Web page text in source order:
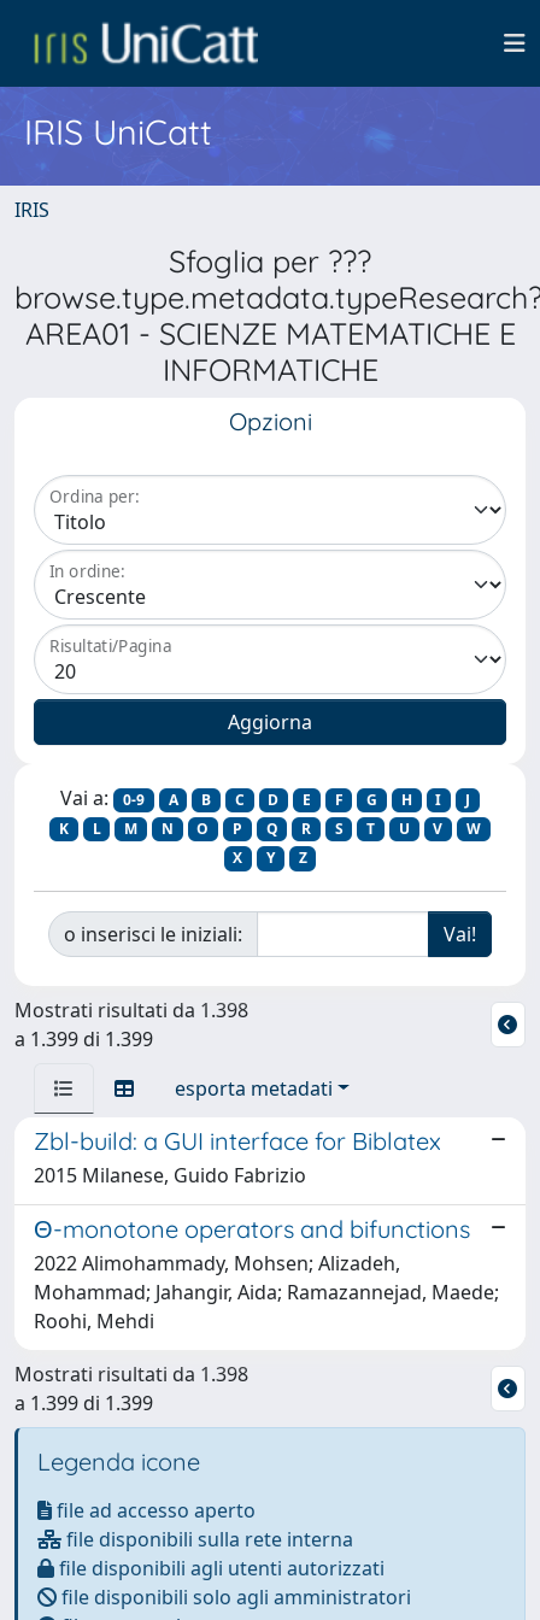
IRIS UniCatt
IRIS
Sfoglia per ???
AREA01 - SCIENZE MATEMATICHE E
INFORMATICHE
Opzioni
Ordina per:
In ordine:
Risultati/Pagina
Vai a: 0-9 A B C D E F G H I
J
K
L M N O P Q R S T U V
W
X
Y Z
o inserisci le iniziali:
Mostrati risultati da 1.398
a 1.399 di 1.399
esporta metadati
Zbl-build: a GUI interface for Biblatex
2015 Milanese, Guido Fabrizio
Θ-monotone operators and bifunctions
2022 Alimohammady, Mohsen; Alizadeh,
Mohammad; Jahangir, Aida; Ramazannejad, Maede;
Roohi, Mehdi
Mostrati risultati da 1.398
a 1.399 di 1.399
Legenda icone
file ad accesso aperto
file disponibili sulla rete interna
file disponibili agli utenti autorizzati
file disponibili solo agli amministratori